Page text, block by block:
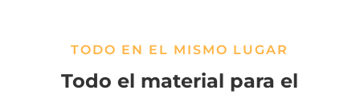
TODO EN EL MISMO LUGAR
Todo el material para el